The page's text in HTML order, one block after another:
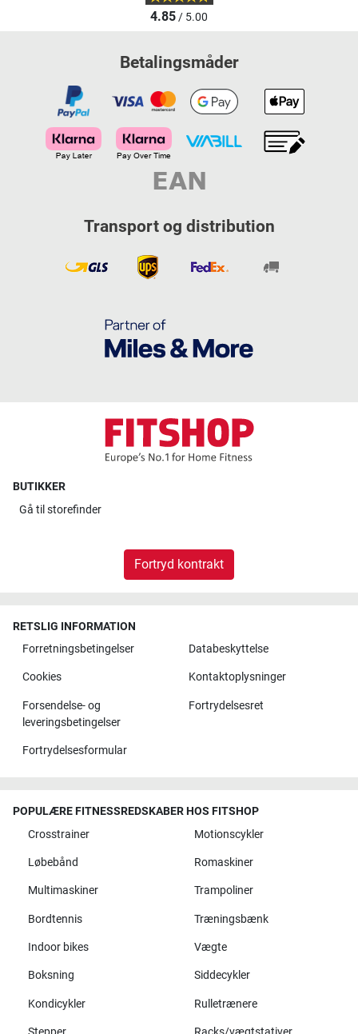
4.85/ 5.00
Betalingsmåder
Transport og distribution
BUTIKKER
Gå til storefinder
Fortryd kontrakt
RETSLIG INFORMATION
Forretningsbetingelser
Databeskyttelse
Cookies Kontaktoplysninger
Forsendelse- og
leveringsbetingelser
Fortrydelsesret
Fortrydelsesformular
POPULÆRE FITNESSREDSKABER HOS FITSHOP
Crosstrainer
Motionscykler
Løbebånd Romaskiner
Multimaskiner Trampoliner
Bordtennis Træningsbænk
Indoor bikes Vægte
Boksning Siddecykler
Kondicykler Rulletrænere